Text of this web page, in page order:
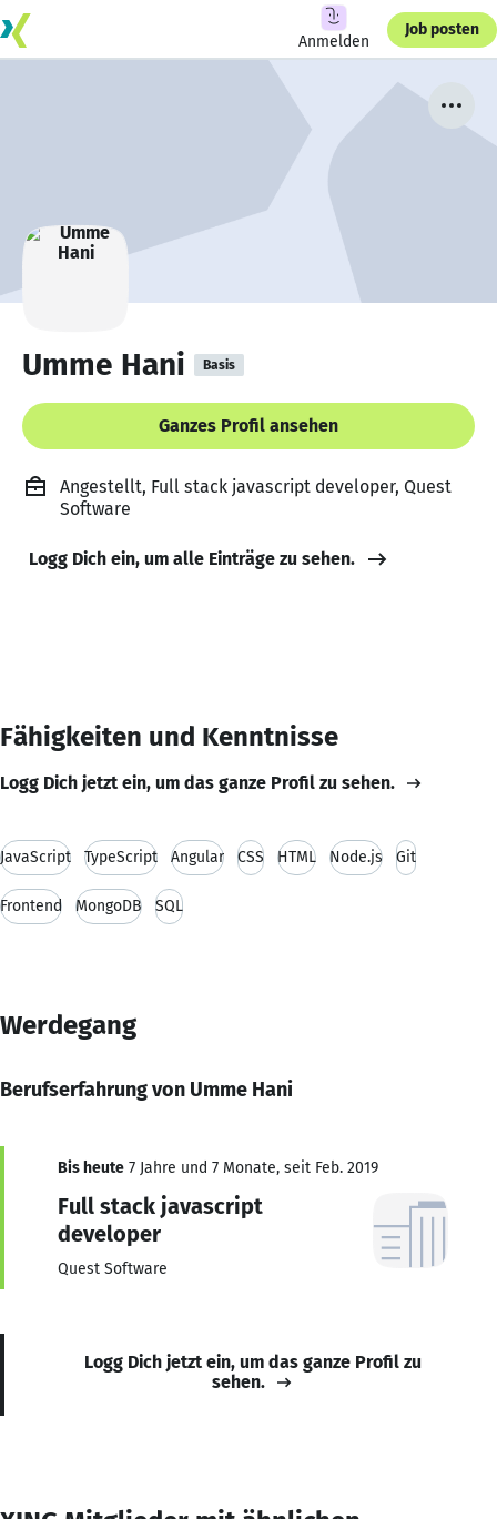
Anmelden
Job posten
Umme Hani Basis
Ganzes Profil ansehen
Angestellt, Full stack javascript developer, Quest
Software
Logg Dich ein, um alle Einträge zu sehen.
Fähigkeiten und Kenntnisse
Logg Dich jetzt ein, um das ganze Profil zu sehen.
JavaScript TypeScript Angular CSS HTML Node.js Git
Frontend MongoDB SQL
Werdegang
Berufserfahrung von Umme Hani
Bis heute 7 Jahre und 7 Monate, seit Feb. 2019
Full stack javascript
developer
Quest Software
Logg Dich jetzt ein, um das ganze Profil zu
sehen.